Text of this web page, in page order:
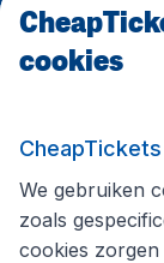
Volg
cookies
We gebruiken
zoals
cookies